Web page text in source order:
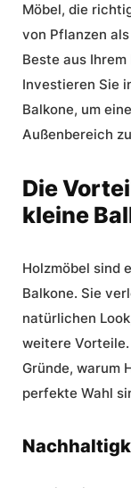
Möbel, die
von Pflanzen
Beste aus
Investieren Sie
Balkone, um
Außenbereich
Die
kleine
Holzmöbel sind
Balkone. Sie
natürlichen
weitere Vorteile.
Gründe, warum
perfekte Wahl